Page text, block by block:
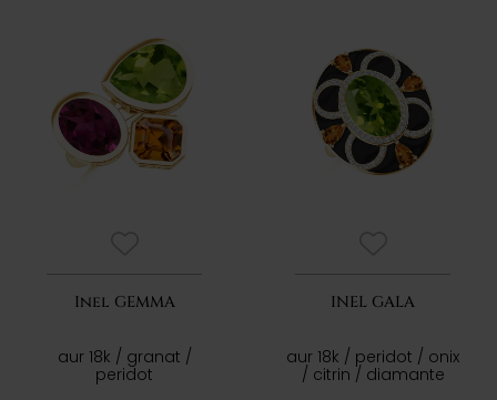
Inel GEMMA
aur 18k / granat /
peridot
INEL GALA
aur 18k / peridot / onix
/ citrin / diamante